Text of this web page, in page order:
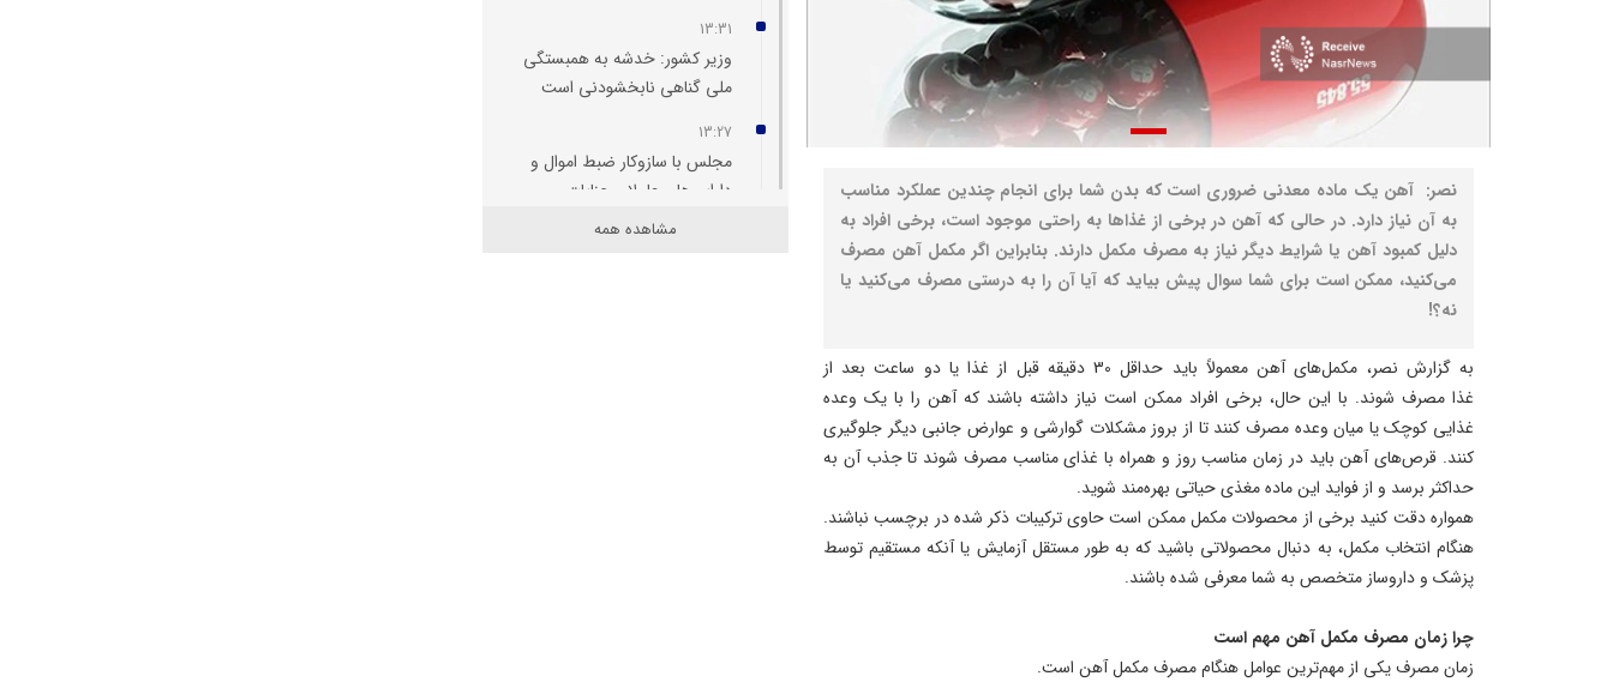
نصر: آهن یک ماده معدنی ضروری است که بدن شما برای انجام چندین عملکرد مناسب
به آن نیاز دارد. در حالی که آهن در برخی از غذاها به راحتی موجود است، برخی افراد به
دلیل کمبود آهن یا شرایط دیگر نیاز به مصرف مکمل دارند. بنابراین اگر مکمل آهن مصرف
می‌کنید، ممکن است برای شما سوال پیش بیاید که آیا آن را به درستی مصرف می‌کنید یا
نه؟!
به گزارش نصر، مکمل‌های آهن معمولاً باید حداقل 30 دقیقه قبل از غذا یا دو ساعت بعد از
غذا مصرف شوند. با این حال، برخی افراد ممکن است نیاز داشته باشند که آهن را با یک وعده
غذایی کوچک یا میان‌ وعده مصرف کنند تا از بروز مشکلات گوارشی و عوارض جانبی دیگر جلوگیری
کنند. قرص‌های آهن باید در زمان مناسب روز و همراه با غذای مناسب مصرف شوند تا جذب آن به
حداکثر برسد و از فواید این ماده مغذی حیاتی بهره‌مند شوید.
همواره دقت کنید برخی از محصولات مکمل ممکن است حاوی ترکیبات ذکر شده در برچسب نباشند.
هنگام انتخاب مکمل، به دنبال محصولاتی باشید که به طور مستقل آزمایش یا آنکه مستقیم توسط
پزشک و داروساز متخصص به شما معرفی شده باشند.
چرا زمان مصرف مکمل آهن مهم است
زمان مصرف یکی از مهم‌ترین عوامل هنگام مصرف مکمل آهن است.
13:31
وزیر کشور: خدشه به همبستگی
ملی گناهی نابخشودنی است
13:27
مجلس با سازوکار ضبط اموال و
دارایی‌های عاملان جنایات
بین‌المللی موافقت کرد
مشاهده همه